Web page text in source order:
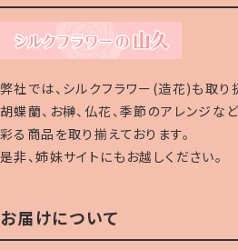
弊社では、シルクフラワー(造花)も取り
胡蝶蘭、お榊、仏花、季節のアレンジな
彩る商品を取り揃えております。
是非、姉妹サイトにもお越しください。
お届けについて